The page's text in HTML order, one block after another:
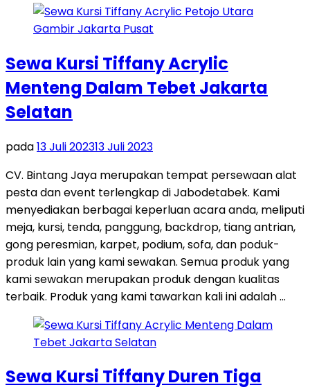
Sewa Kursi Tiffany Acrylic
Menteng Dalam Tebet Jakarta
Selatan
pada13 Juli 202313 Juli 2023
CV. Bintang Jaya merupakan tempat persewaan alat
pesta dan event terlengkap di Jabodetabek. Kami
menyediakan berbagai keperluan acara anda, meliputi
meja, kursi, tenda, panggung, backdrop, tiang antrian,
gong peresmian, karpet, podium, sofa, dan poduk-
produk lain yang kami sewakan. Semua produk yang
kami sewakan merupakan produk dengan kualitas
terbaik. Produk yang kami tawarkan kali ini adalah …
Sewa Kursi Tiffany Duren Tiga